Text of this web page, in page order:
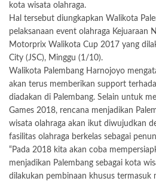
kota wisata olahraga.
Hal tersebut diungkapkan Walikota
pelaksanaan event olahraga Kejuaraan
Motorprix Walikota Cup 2017 yang
City (JSC), Minggu (1/10).
Walikota Palembang Harnojoyo
akan terus memberikan support
diadakan di Palembang. Selain untuk
Games 2018, rencana menjadikan
wisata olahraga akan ikut diwujudkan
fasilitas olahraga berkelas sebagai
“Pada 2018 kita akan coba
menjadikan Palembang sebagai kota
dilakukan pembinaan khusus termasuk